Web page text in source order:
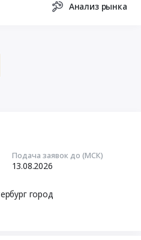
Анализ рынка
Подача заявок до (МСК)
13.08.2026
город